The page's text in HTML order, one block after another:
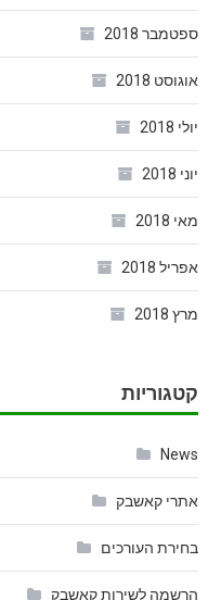
ספטמבר 2018
אוגוסט 2018
יולי 2018
יוני 2018
מאי 2018
אפריל 2018
מרץ 2018
קטגוריות
News
אתרי קאשבק
בחירת העורכים
הרשמה לשירות קאשבק